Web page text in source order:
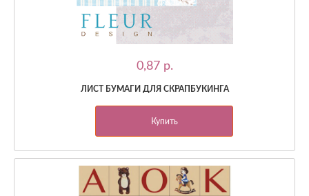
0,87 p.
ЛИСТ БУМАГИ ДЛЯ СКРАПБУКИНГА
Купить